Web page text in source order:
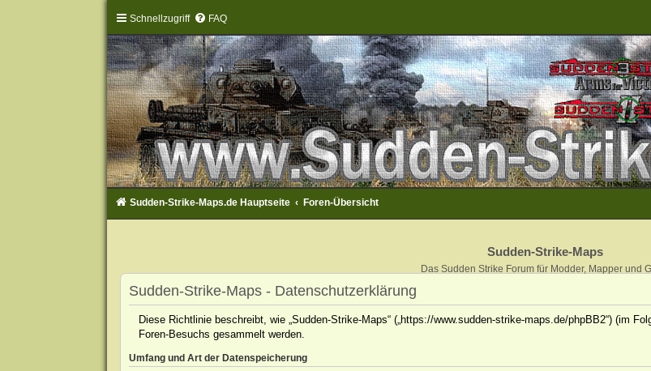
Schnellzugriff FAQ
Sudden-Strike-Maps.de Hauptseite Foren-Übersicht
Sudden-Strike-Maps
Das Sudden Strike Forum für Modder, Mapper und
Sudden-Strike-Maps - Datenschutzerklärung
Diese Richtlinie beschreibt, wie „Sudden-Strike-Maps“ („https://www.sudden-strike-maps.de/phpBB2“) (im
Foren-Besuchs gesammelt werden.
Umfang und Art der Datenspeicherung